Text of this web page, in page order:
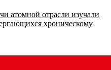
атомной отрасли изучали
хроническому